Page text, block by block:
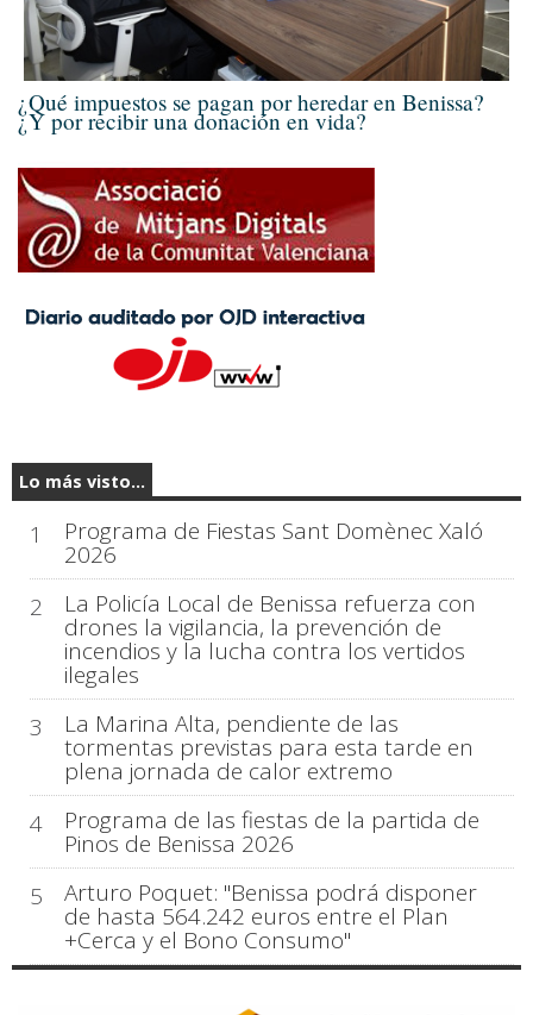
¿Qué impuestos se pagan por heredar en Benissa?
¿Y por recibir una donación en vida?
Lo más visto...
1 Programa de Fiestas Sant Domènec Xaló
2026
2
La Policía Local de Benissa refuerza con
drones la vigilancia, la prevención de
incendios y la lucha contra los vertidos
ilegales
3
La Marina Alta, pendiente de las
tormentas previstas para esta tarde en
plena jornada de calor extremo
4
Programa de las fiestas de la partida de
Pinos de Benissa 2026
5
Arturo Poquet: "Benissa podrá disponer
de hasta 564.242 euros entre el Plan
+Cerca y el Bono Consumo"